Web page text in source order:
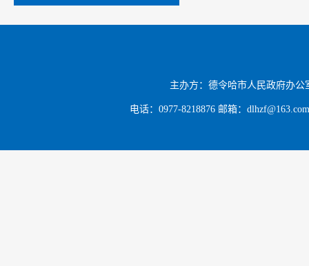
主办方：德令哈市人民政府办
电话：0977-8218876 邮箱：